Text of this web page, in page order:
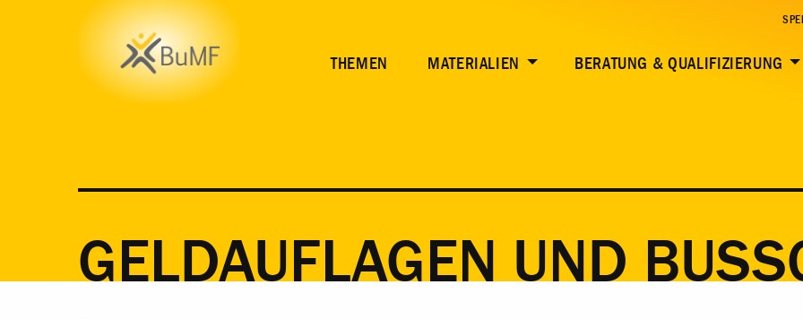
THEMEN MATERIALIEN BERATUNG & QUALIFIZIERUNG
GELDAUFLAGEN UND